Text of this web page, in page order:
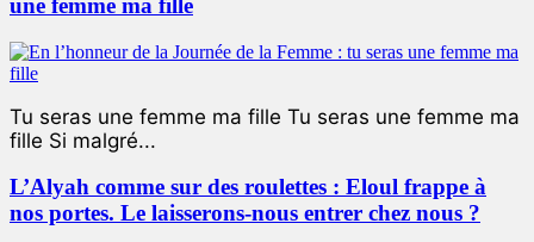
une femme ma fille
Tu seras une femme ma fille Tu seras une femme ma
fille Si malgré...
L’Alyah comme sur des roulettes : Eloul frappe à
nos portes. Le laisserons-nous entrer chez nous ?